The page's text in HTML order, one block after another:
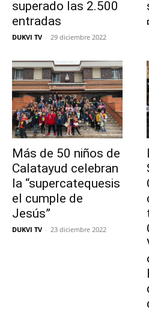
superado las 2.500
entradas
DUKVI TV - 29 diciembre 2022
Más de 50 niños de
Calatayud celebran
la “supercatequesis
el cumple de
Jesús”
DUKVI TV - 23 diciembre 2022